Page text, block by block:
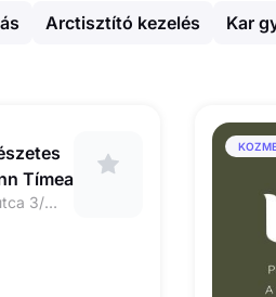
Arctisztító kezelés Kar
Tímea
1112 Budapest Virágkertész utca 3/A fszt. 1. Kapucsengő: 001# (Virágkertész u. és Kiralyliliom u. sarok) Ha bejutottál a kapun, a lépcsőház ajtaját is nyitva találod majd (1 percig). Fontos: jó erősen kell meghúzni a kilincset 😊